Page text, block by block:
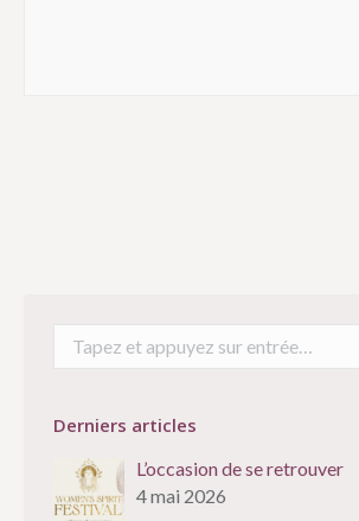
Recherche
Derniers articles
L’occasion de se retrouver
4 mai 2026